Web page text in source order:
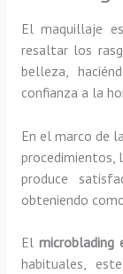
El maquillaje
resaltar los
belleza,
confianza a la
En el marco de
procedimientos,
produce
obteniendo
El microblading
habituales,